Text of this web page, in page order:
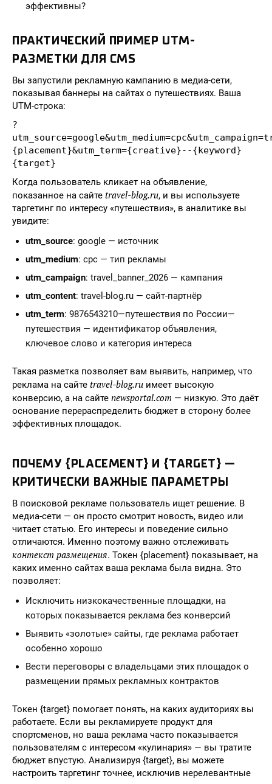
эффективны?
ПРАКТИЧЕСКИЙ ПРИМЕР UTM-
РАЗМЕТКИ ДЛЯ CMS
Вы запустили рекламную кампанию в медиа-сети,
показывая баннеры на сайтах о путешествиях. Ваша
UTM-строка:
?
{placement}&utm_term={creative}--{keyword}
{target}
Когда пользователь кликает на объявление,
показанное на сайте travel-blog.ru, и вы используете
таргетинг по интересу «путешествия», в аналитике вы
увидите:
utm_source: google — источник
utm_medium: cpc — тип рекламы
utm_campaign: travel_banner_2026 — кампания
utm_content: travel-blog.ru — сайт-партнёр
utm_term: 9876543210—путешествия по России—
путешествия — идентификатор объявления,
ключевое слово и категория интереса
Такая разметка позволяет вам выявить, например, что
реклама на сайте travel-blog.ru имеет высокую
конверсию, а на сайте newsportal.com — низкую. Это даёт
основание перераспределить бюджет в сторону более
эффективных площадок.
ПОЧЕМУ {PLACEMENT} И {TARGET} —
КРИТИЧЕСКИ ВАЖНЫЕ ПАРАМЕТРЫ
В поисковой рекламе пользователь ищет решение. В
медиа-сети — он просто смотрит новость, видео или
читает статью. Его интересы и поведение сильно
отличаются. Именно поэтому важно отслеживать
контекст размещения. Токен {placement} показывает, на
каких именно сайтах ваша реклама была видна. Это
позволяет:
Исключить низкокачественные площадки, на
которых показывается реклама без конверсий
Выявить «золотые» сайты, где реклама работает
особенно хорошо
Вести переговоры с владельцами этих площадок о
размещении прямых рекламных контрактов
Токен {target} помогает понять, на каких аудиториях вы
работаете. Если вы рекламируете продукт для
спортсменов, но ваша реклама часто показывается
пользователям с интересом «кулинария» — вы тратите
бюджет впустую. Анализируя {target}, вы можете
настроить таргетинг точнее, исключив нерелевантные